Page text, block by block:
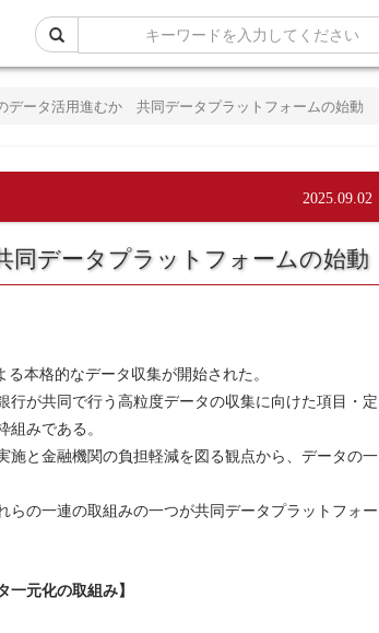
データ活用進むか 共同データプラットフォームの始動
2025.09.02
データプラットフォームの始動
本格的なデータ収集が開始された。
が共同で行う高粒度データの収集に向けた項目・定
みである。
と金融機関の負担軽減を図る観点から、データの一
の一連の取組みの一つが共同データプラットフォー
一元化の取組み】